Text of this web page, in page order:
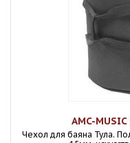
AMC-
Чехол для баяна Тула.